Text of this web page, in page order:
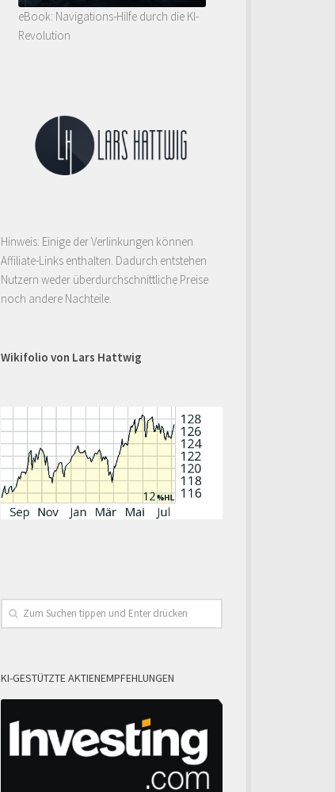
eBook: Navigations-Hilfe durch die KI-
Revolution
Hinweis: Einige der Verlinkungen können
Affiliate-Links enthalten. Dadurch entstehen
Nutzern weder überdurchschnittliche Preise
noch andere Nachteile.
Wikifolio von Lars Hattwig
KI-GESTÜTZTE AKTIENEMPFEHLUNGEN